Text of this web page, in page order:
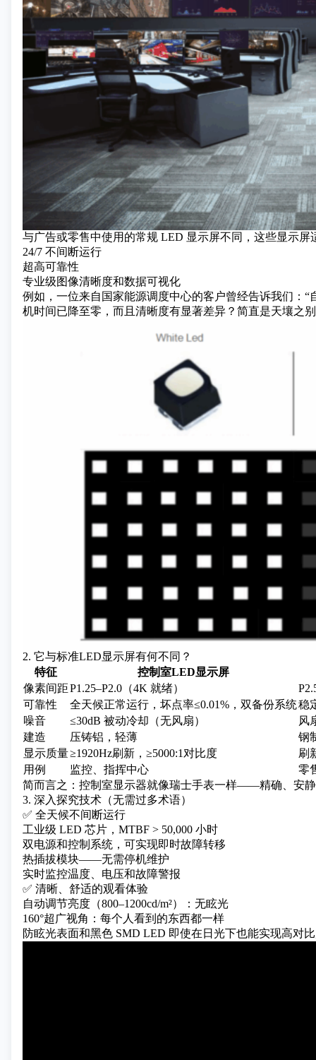
与广告或零售中使用的常规 LED 显示屏不同，这些显示屏
24/7 不间断运行
超高可靠性
专业级图像清晰度和数据可视化
例如，一位来自国家能源调度中心的客户曾经告诉我们：
机时间已降至零，而且清晰度有显著差异？简直是天壤之
2. 它与标准LED显示屏有何不同？
特征
控制室LED显示屏
像素间距P1.25–P2.0（4K 就绪）
可靠性
全天候正常运行，坏点率≤0.01%，双备份系统稳
噪音
≤30dB 被动冷却（无风扇）
风
建造
压铸铝，轻薄
钢
显示质量≥1920Hz刷新，≥5000:1对比度
刷
用例
监控、指挥中心
零
简而言之：控制室显示器就像瑞士手表一样——精确、安
3. 深入探究技术（无需过多术语）
✅ 全天候不间断运行
工业级 LED 芯片，MTBF > 50,000 小时
双电源和控制系统，可实现即时故障转移
热插拔模块——无需停机维护
实时监控温度、电压和故障警报
✅ 清晰、舒适的观看体验
自动调节亮度（800–1200cd/m²）：无眩光
160°超广视角：每个人看到的东西都一样
防眩光表面和黑色 SMD LED 即使在日光下也能实现高对